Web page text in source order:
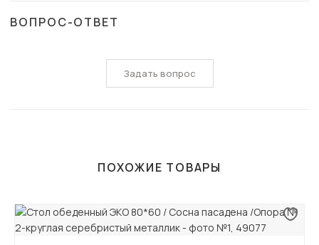
ВОПРОС-ОТВЕТ
Задать вопрос
ПОХОЖИЕ ТОВАРЫ